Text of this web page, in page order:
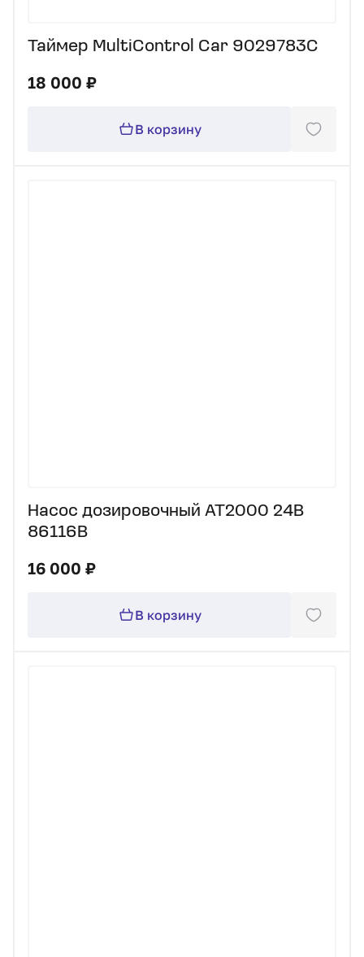
Таймер MultiControl Car 9029783C
18 000 ₽
В корзину
Насос дозировочный AT2000 24В
86116B
16 000 ₽
В корзину